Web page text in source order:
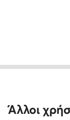
Άλλοι